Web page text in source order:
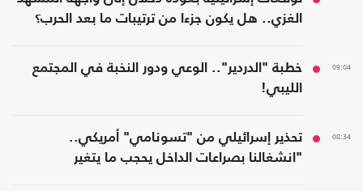
الغزي.. هل يكون جزءا من ترتيبات ما بعد الحرب؟
09:04
خطبة "الدردير".. الوعي ودور النخبة في المجتمع
الليبي!
08:34
تحذير إسرائيلي من "تسونامي" أمريكي..
"انشغالنا بصراعات الداخل يحجب ما يتغير